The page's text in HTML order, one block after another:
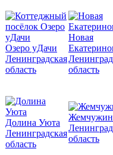
Озеро уДачи
Ленинградская
область
Новая
область
Долина Уюта
Ленинградская
область
область